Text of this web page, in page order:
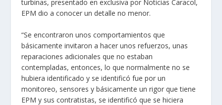
turbinas, presentado en exclusiva por Noticias Caracol,
EPM dio a conocer un detalle no menor.
“Se encontraron unos comportamientos que
básicamente invitaron a hacer unos refuerzos, unas
reparaciones adicionales que no estaban
contempladas, entonces, lo que normalmente no se
hubiera identificado y se identificó fue por un
monitoreo, sensores y básicamente un rigor que tiene
EPM y sus contratistas, se identificó que se hiciera